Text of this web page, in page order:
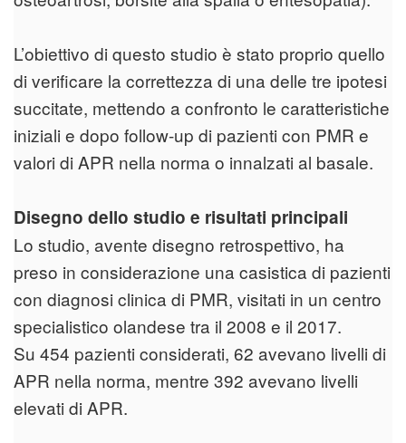
L’obiettivo di questo studio è stato proprio quello
di verificare la correttezza di una delle tre ipotesi
succitate, mettendo a confronto le caratteristiche
iniziali e dopo follow-up di pazienti con PMR e
valori di APR nella norma o innalzati al basale.
Disegno dello studio e risultati principali
Lo studio, avente disegno retrospettivo, ha
preso in considerazione una casistica di pazienti
con diagnosi clinica di PMR, visitati in un centro
specialistico olandese tra il 2008 e il 2017.
Su 454 pazienti considerati, 62 avevano livelli di
APR nella norma, mentre 392 avevano livelli
elevati di APR.